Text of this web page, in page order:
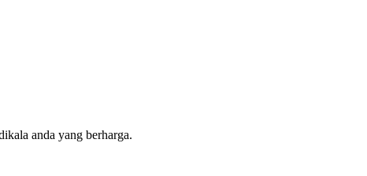
anda yang berharga.